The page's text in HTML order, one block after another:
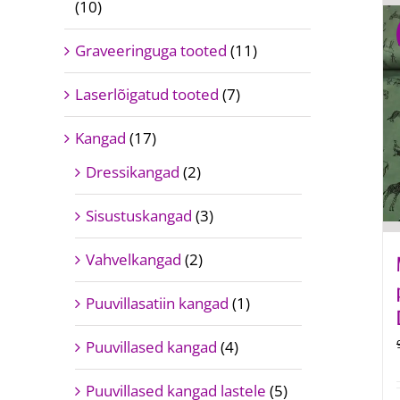
(10)
Graveeringuga tooted (11)
Laserlõigatud tooted (7)
Kangad (17)
Dressikangad (2)
Sisustuskangad (3)
Vahvelkangad (2)
Puuvillasatiin kangad (1)
Puuvillased kangad (4)
Puuvillased kangad lastele (5)